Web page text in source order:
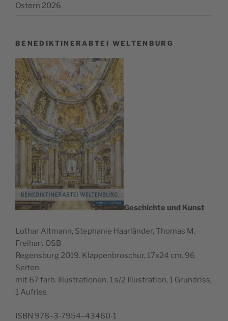
Ostern 2026
BENEDIKTINERABTEI WELTENBURG
Geschichte und Kunst
Lothar Alt­mann, Stephanie Haar­län­der, Thomas M.
Frei­hart OSB
Regens­burg 2019. Klap­pen­broschur, 17x24 cm. 96
Seiten
mit 67 farb. Illus­tra­tio­nen, 1 s/2 Illus­tra­tion, 1 Grun­driss,
1 Aufriss
ISBN 978–3‑7954–43460‑1